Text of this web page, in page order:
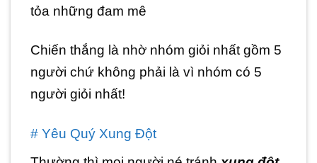
tỏa những đam mê
Chiến thắng là nhờ nhóm giỏi nhất gồm 5
người chứ không phải là vì nhóm có 5
người giỏi nhất!
# Yêu Quý Xung Đột